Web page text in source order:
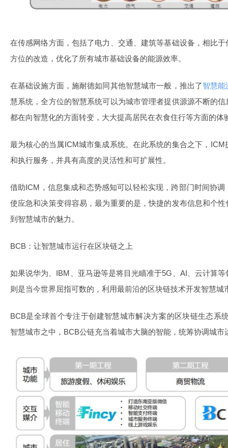
在传感网络方面，包括了电力、交通、建筑等基础设备，相比
方位的改造，优化了所有城市基础设备的能源效率。
在基础设施方面，施耐德如同其他智慧城市一般，推出了智慧能
慧系统，全方位的智慧系统可以为城市管理者提供源源不断的
都在向智慧化的方面转变，大大提高居民在衣食住行等方面的体
最为核心的当属ICM城市集成系统。在此系统的集合之下，
和执行服务，并具有高度的灵活性和可扩展性。
借助ICM，信息集成和态势感知可以轻松实现，跨部门时间协
使应急和决策变得容易，最为重要的是，快捷的发布信息和个
到智慧城市的魅力。
BCB：让智慧城市运行在区块链之上
如果说华为、IBM、亚马逊等是将目光瞄准于5G、AI、云计算
则是当今世界屈指可数的，利用最前沿的区块链技术开发智慧城
BCB是全球首个专注于创建智慧城市解决方案的区块链生态系
智慧城市之中，BCB公链充当着城市大脑的智能，统筹协调城市